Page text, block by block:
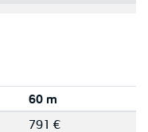
60 m
791 €